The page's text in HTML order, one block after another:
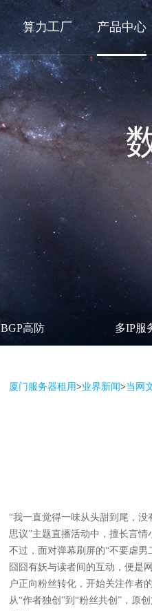
算力工厂 产品中心
BGP高防 多IP服
厦门服务器租用>业界新闻>当网
“我一直觉得一味从头甜到尾，
思议”主题直播活动中，擅长言
不过，面对弹幕刷屏的“不要虐
囧囧有妖与读者间的互动，便是
户正向粉丝转化，开始关注作者
从“作者独创”到“粉丝共创”，原